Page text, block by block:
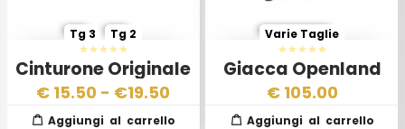
Cinturone Originale
Battaglione San
Marco Marina
Tg 3 Tg 2
€ 15.50 - €19.50
Giacca Openland
Reversibile Italian
Camo Coyote Tan
Varie Taglie
€ 105.00